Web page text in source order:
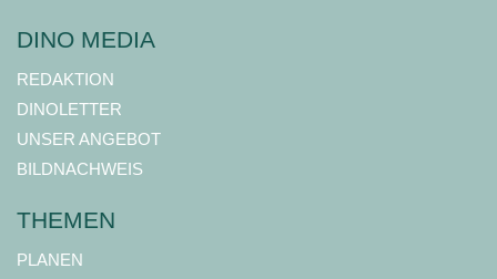
DINO MEDIA
REDAKTION
DINOLETTER
UNSER ANGEBOT
BILDNACHWEIS
THEMEN
PLANEN